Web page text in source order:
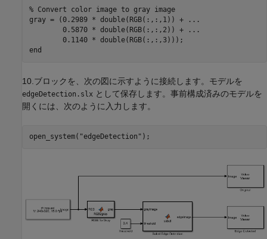
% Convert color image to gray image
gray = (0.2989 * double(RGB(:,:,1)) +
...
        0.5870 * double(RGB(:,:,2)) +
...
end
10.ブロックを、次の図に示すように接続します。モデルを
edgeDetection.slx として保存します。事前構成済みのモデルを
開くには、次のように入力します。
open_system( "edgeDetection"